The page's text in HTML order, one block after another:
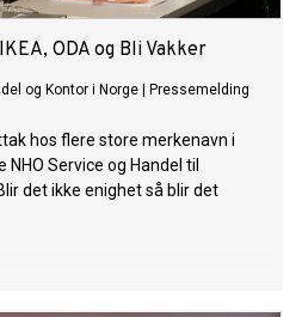
ODA og Bli Vakker
og Kontor i Norge Pressemelding
hos flere store merkenavn i
NHO Service og Handel til
det ikke enighet så blir det